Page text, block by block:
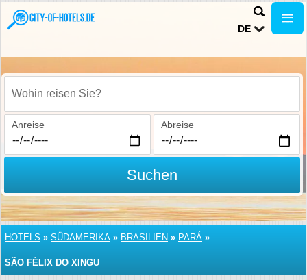
DE
Wohin reisen Sie?
Anreise Abreise
Suchen
HOTELS » SÜDAMERIKA » BRASILIEN » PARÁ »
SÃO FÉLIX DO XINGU